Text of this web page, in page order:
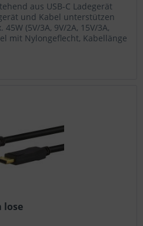
aus USB-C Ladegerät
und Kabel unterstützen
(5V/3A, 9V/2A, 15V/3A,
mit Nylongeflecht, Kabellänge
lose